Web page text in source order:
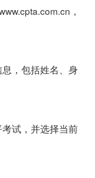
，
，包括姓名、身
试，并选择当前